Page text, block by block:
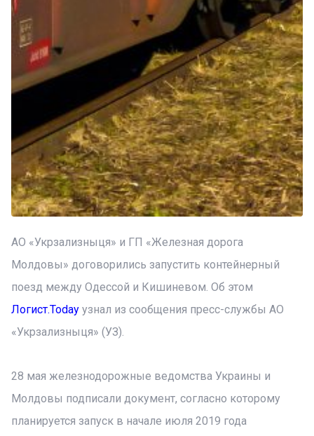
АО «Укрзализныця» и ГП «Железная дорога
Молдовы» договорились запустить контейнерный
поезд между Одессой и Кишиневом. Об этом
Логист.Today узнал из сообщения пресс-службы АО
«Укрзализныця» (УЗ).
28 мая железнодорожные ведомства Украины и
Молдовы подписали документ, согласно которому
планируется запуск в начале июля 2019 года